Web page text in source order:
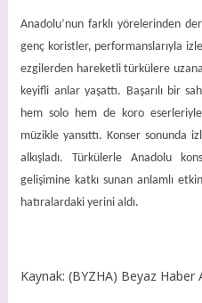
Anadolu’nun farklı yörelerinden
genç koristler, performanslarıyla
ezgilerden hareketli türkülere
keyifli anlar yaşattı. Başarılı bir
hem solo hem de koro
müzikle yansıttı. Konser sonunda
alkışladı. Türkülerle Anadolu
gelişimine katkı sunan anlamlı
hatıralardaki yerini aldı.
Kaynak: (BYZHA) Beyaz Haber